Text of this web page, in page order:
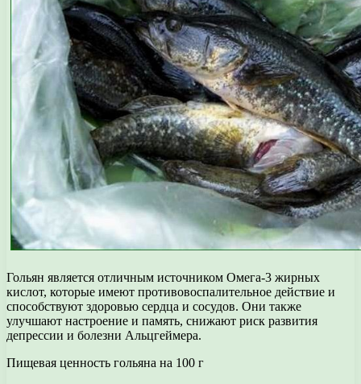
Гольян является отличным источником Омега-3 жирных
кислот, которые имеют противовоспалительное действие и
способствуют здоровью сердца и сосудов. Они также
улучшают настроение и память, снижают риск развития
депрессии и болезни Альцгеймера.
Пищевая ценность гольяна на 100 г